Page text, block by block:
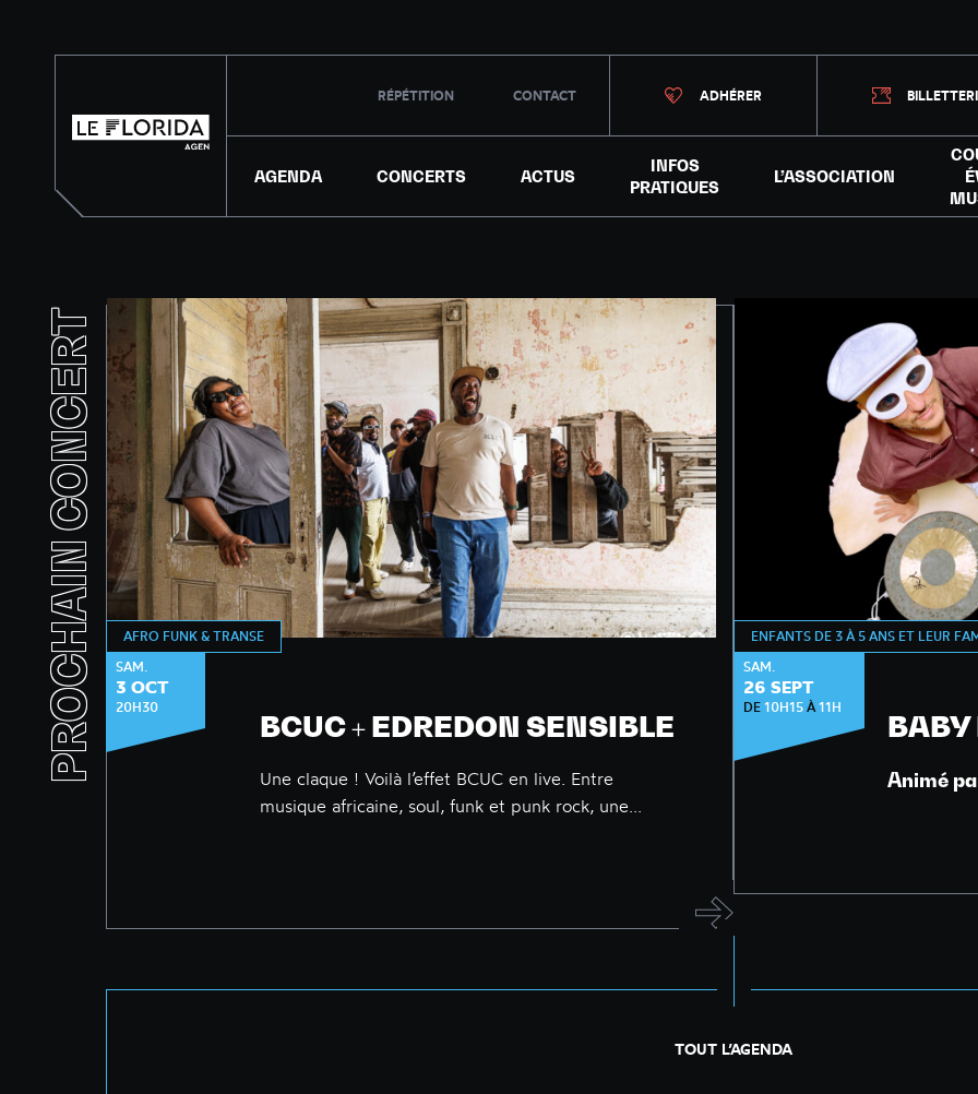
RÉPÉTITION CONTACT ADHÉRER
AGENDA CONCERTS ACTUS
INFOS
PRATIQUES
L’ASSOCIATION
PROCHAIN CONCERT
CONCERT
SAM.
3 OCT
20H30
AFRO FUNK & TRANSE
BCUC + EDREDON SENSIBLE
Une claque ! Voilà l’effet BCUC en live. Entre
musique africaine, soul, funk et punk rock, une...
ÉVEIL MUSICAL
SAM.
26 SEPT
DE 10H15 À11H
ENFANTS DE 3 À 5 ANS ET LEUR
Animé
TOUT L’AGENDA